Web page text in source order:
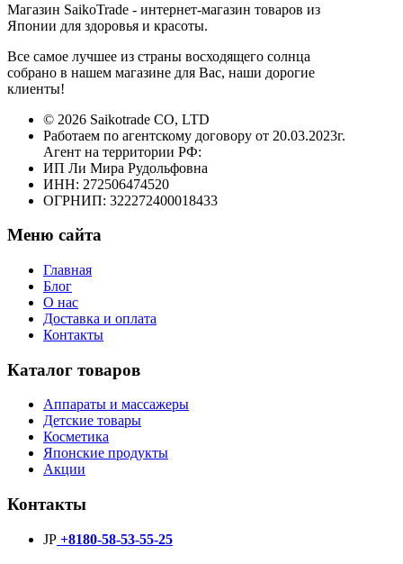
Магазин SaikoTrade - интернет-магазин товаров из
Японии для здоровья и красоты.
Все самое лучшее из страны восходящего солнца
собрано в нашем магазине для Вас, наши дорогие
клиенты!
© 2026 Saikotrade CO, LTD
Работаем по агентскому договору от 20.03.2023г.
Агент на территории РФ:
ИП Ли Мира Рудольфовна
ИНН: 272506474520
ОГРНИП: 322272400018433
Меню сайта
Главная
Блог
О нас
Доставка и оплата
Контакты
Каталог товаров
Аппараты и массажеры
Детские товары
Косметика
Японские продукты
Акции
Контакты
JP +8180-58-53-55-25